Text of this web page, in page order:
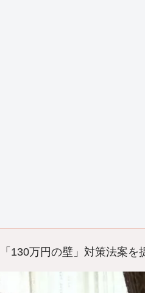
130万円の壁」対策法案